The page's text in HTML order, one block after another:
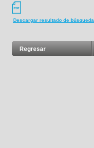
Descargar resultado de búsqueda
Regresar